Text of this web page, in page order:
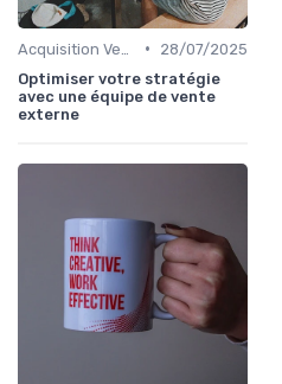
•
28/07/2025
Optimiser votre stratégie
avec une équipe de vente
externe